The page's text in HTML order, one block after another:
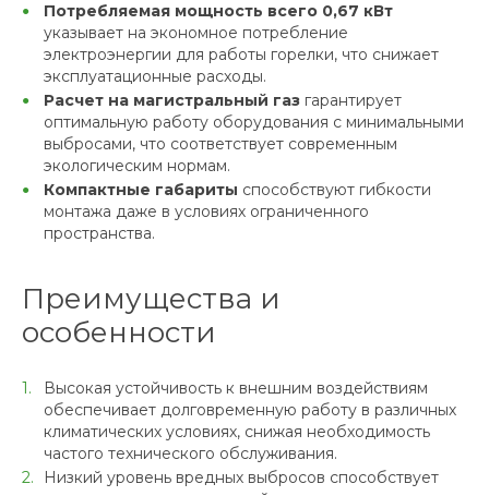
Потребляемая мощность всего 0,67 кВт
указывает на экономное потребление
электроэнергии для работы горелки, что снижает
эксплуатационные расходы.
Расчет на магистральный газ гарантирует
оптимальную работу оборудования с минимальными
выбросами, что соответствует современным
экологическим нормам.
Компактные габариты способствуют гибкости
монтажа даже в условиях ограниченного
пространства.
Преимущества и
особенности
Высокая устойчивость к внешним воздействиям
обеспечивает долговременную работу в различных
климатических условиях, снижая необходимость
частого технического обслуживания.
Низкий уровень вредных выбросов способствует